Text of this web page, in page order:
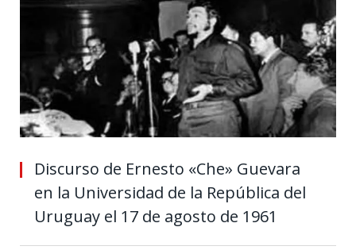
Discurso de Ernesto «Che» Guevara
en la Universidad de la República del
Uruguay el 17 de agosto de 1961